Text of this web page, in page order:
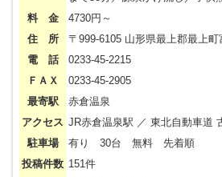
料 金
4730円～
住 所
〒999-6105 山形県最上郡最上町
電 話
0233-45-2215
ＦＡＸ
0233-45-2905
最寄駅
赤倉温泉
アクセス JR赤倉温泉駅 ／ 東北自動車道
駐車場
有り 30台 無料 先着順
投稿件数 151件